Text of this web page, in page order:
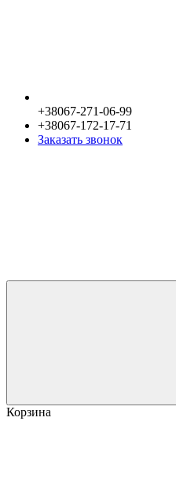
+38067-271-06-99
+38067-172-17-71
Заказать звонок
Корзина